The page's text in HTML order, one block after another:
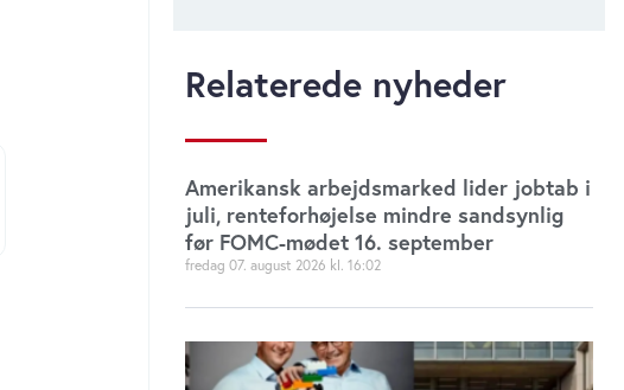
Relaterede nyheder
Amerikansk arbejdsmarked lider jobtab i
juli, renteforhøjelse mindre sandsynlig
før FOMC-mødet 16. september
fredag 07. august 2026 16:02